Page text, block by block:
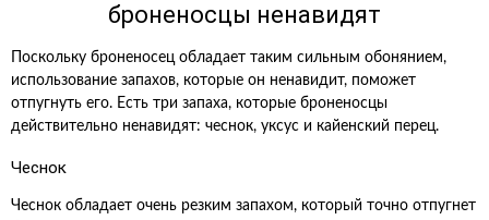
броненосцы ненавидят
Поскольку броненосец обладает таким сильным обонянием,
использование запахов, которые он ненавидит, поможет
отпугнуть его. Есть три запаха, которые броненосцы
действительно ненавидят: чеснок, уксус и кайенский перец.
Чеснок
Чеснок обладает очень резким запахом, который точно отпугнет